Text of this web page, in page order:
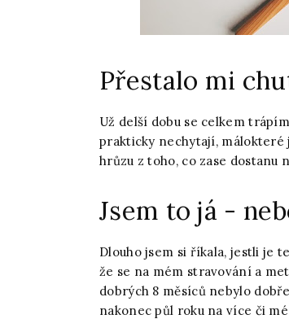
Přestalo mi
Už delší dobu se celkem
prakticky nechytají, málokteré
hrůzu z toho, co zase dostanu
Jsem to já -
Dlouho jsem si říkala, jestli je
že se na mém stravování a
dobrých 8 měsíců nebylo
nakonec půl roku na více či